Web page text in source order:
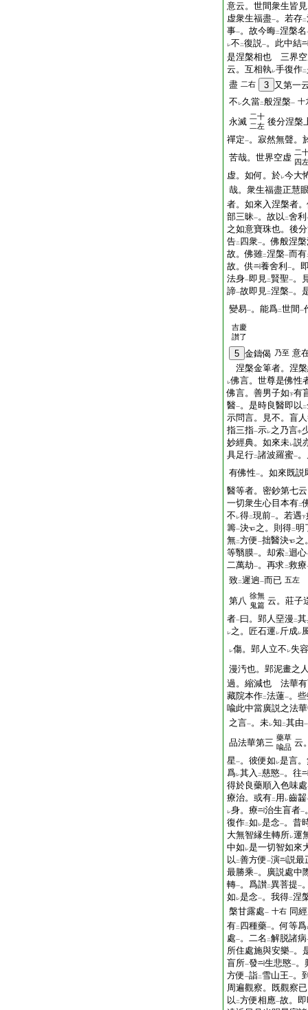
意云。世間衆生皆見
虚衆生福盡一。若存二
事一。故今晦二涅槃名
レ不 二復説一。此中結
是涅槃相也 三界空
云。互相執レ手復作二
盡 二右 3 又第一
不 レ久當二般涅槃一 十
永滅 二十
二左 後分涅槃
禪定一。寂然無聲。
苦哉。世界空虚 二
四
虚。如何。於レ今大
哉。衆生福盡正慧
者。如來入涅槃者
部三昧一。故以 二舍利
之如意寶珠也。後
告二 四衆一。佛般涅
故。佛雖二涅槃一而有
故。供 養舍利 一。
法身一即見二賢聖一。
諦一故即見二涅槃一。
變易一。能爲二世間 一
吉慶
讃了
5 金鑄偈 乃至 意
涅槃金箄者。涅
レ佛言。世尊是佛性
佛言。善男子如下有
醫一。是時良醫即以 二
示問言。見不。盲
指三指一示レ之乃言中
妙經典。如來未レ説
具足行二諸波羅蜜一
有佛性一。如來既説
醫等者。密鈔第七
一切衆生心目本有二
不 レ得二現前一。若遇下
籌一決 之。則得二明
無二方便 一拙醫決
之
等翳膜一。却索二迴心
二萬劫一。再求 二救療
致二遲逈一而已 五左
第八 徐無
鬼篇 云。莊子
者一曰。郢人堊漫 二
レ之。匠石運 レ斤成レ
レ傷。郢人立不 レ失容
漫汚也。郢泥畫之
過。縮減也 法華有
藏院本作二法蓮一。
喩此中當廣説之法
之言一。未レ知 二其由一
品法華第三 藥草
喩品 云
星一。彼便如 レ是言
爲レ其入 二慈愍一。往
得於良藥順入色味處
療治。或有二 用 レ齒齧
レ身。療 治生盲者一
復作二如 レ是念一。昔
大無智縁生轉所レ運
中如 レ是一切智如來
以 二善方便 一演
説最
最勝乘一。廣説處中
轉一。爲讃二異菩提一
如 レ是念一。我得二涅
槃甘露處一 十右 同
有二 四種藥一。何等爲
處一。二名 二解脱諸病
所住處施與安樂一。
盲所一發 生悲愍一。
方便 一詣二 雪山王一。
周遍觀察。既觀察
以 二方便相應一故。